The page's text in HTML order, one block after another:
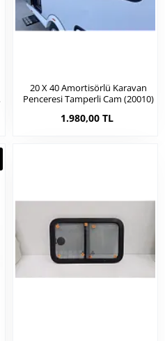
20 X 40 Amortisörlü Karavan
Penceresi Tamperli Cam (20010)
1.980,00 TL